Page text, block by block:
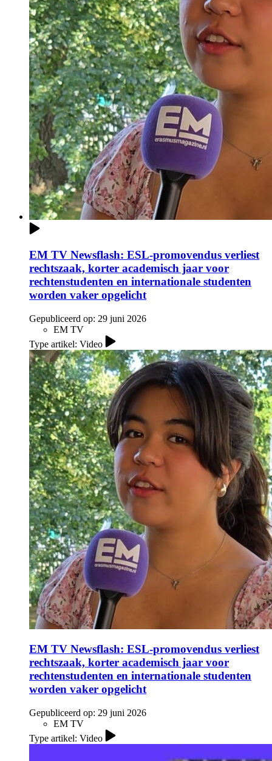
EM TV Newsflash: ESL-promovendus verliest
rechtszaak, korter academisch jaar voor
rechtenstudenten en internationale studenten
worden vaker opgelicht
Gepubliceerd op: 29 juni 2026
EM TV
Type artikel: Video
EM TV Newsflash: ESL-promovendus verliest
rechtszaak, korter academisch jaar voor
rechtenstudenten en internationale studenten
worden vaker opgelicht
Gepubliceerd op: 29 juni 2026
EM TV
Type artikel: Video